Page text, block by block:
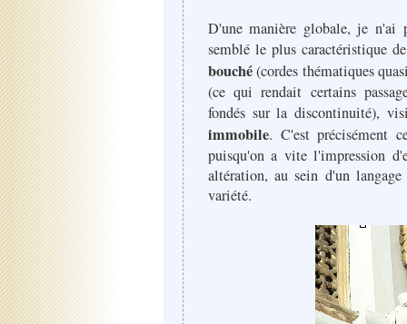
D'une manière globale, je n'ai
semblé le plus caractéristique
bouché(cordes thématiques
(ce qui rendait certains
fondés sur la discontinuité),
immobile. C'est précisément
puisqu'on a vite l'impression
altération, au sein d'un
variété.